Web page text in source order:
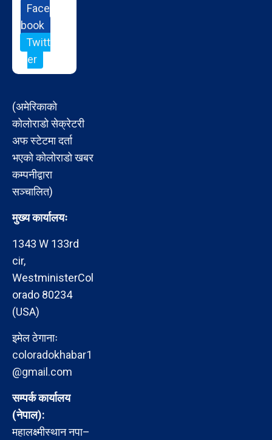
Face
book
Twitt
er
(अमेरिकाको
कोलोराडो सेक्रेटरी
अफ स्टेटमा दर्ता
भएको कोलोराडो खबर
कम्पनीद्वारा
सञ्चालित)
मुख्य कार्यालयः
1343 W 133rd
cir,
WestministerCol
orado 80234
(USA)
इमेल ठेगानाः
coloradokhabar1
@gmail.com
सम्पर्क कार्यालय
(नेपाल):
महालक्ष्मीस्थान नपा–